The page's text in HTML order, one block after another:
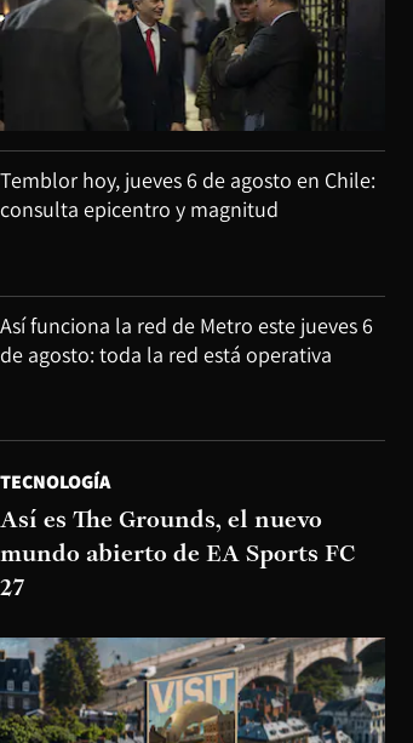
Temblor hoy, jueves 6 de agosto en Chile:
consulta epicentro y magnitud
Así funciona la red de Metro este jueves 6
de agosto: toda la red está operativa
TECNOLOGÍA
Así es The Grounds, el nuevo
mundo abierto de EA Sports FC
27